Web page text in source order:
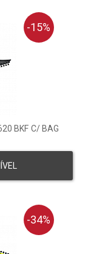
-15%
BKF C/ BAG
-34%